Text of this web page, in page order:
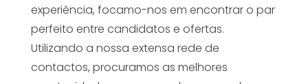
experiência, focamo-nos em encontrar o par
perfeito entre candidatos e ofertas.
Utilizando a nossa extensa rede de
contactos, procuramos as melhores